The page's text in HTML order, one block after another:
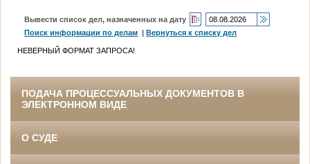
Вывести список дел, назначенных на дату
Поиск информации по делам |Вернуться к списку дел
НЕВЕРНЫЙ ФОРМАТ ЗАПРОСА!
ПОДАЧА ПРОЦЕССУАЛЬНЫХ ДОКУМЕНТОВ В
ЭЛЕКТРОННОМ ВИДЕ
О СУДЕ